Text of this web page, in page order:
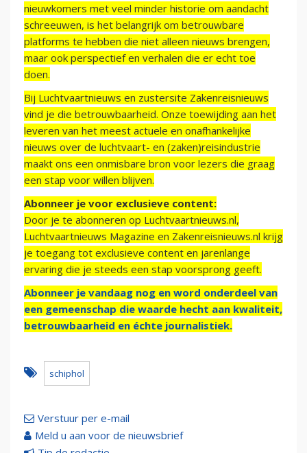
nieuwkomers met veel minder historie om aandacht
schreeuwen, is het belangrijk om betrouwbare
platforms te hebben die niet alleen nieuws brengen,
maar ook perspectief en verhalen die er echt toe
doen.
Bij Luchtvaartnieuws en zustersite Zakenreisnieuws
vind je die betrouwbaarheid. Onze toewijding aan het
leveren van het meest actuele en onafhankelijke
nieuws over de luchtvaart- en (zaken)reisindustrie
maakt ons een onmisbare bron voor lezers die graag
een stap voor willen blijven.
Abonneer je voor exclusieve content:
Door je te abonneren op Luchtvaartnieuws.nl,
Luchtvaartnieuws Magazine en Zakenreisnieuws.nl krijg
je toegang tot exclusieve content en jarenlange
ervaring die je steeds een stap voorsprong geeft.
Abonneer je vandaag nog en word onderdeel van
een gemeenschap die waarde hecht aan kwaliteit,
betrouwbaarheid en échte journalistiek.
schiphol
Verstuur per e-mail
Meld u aan voor de nieuwsbrief